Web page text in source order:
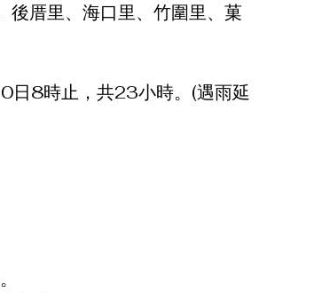
後厝里、海口里、竹圍里、菓
8時止，共23小時。(遇雨延